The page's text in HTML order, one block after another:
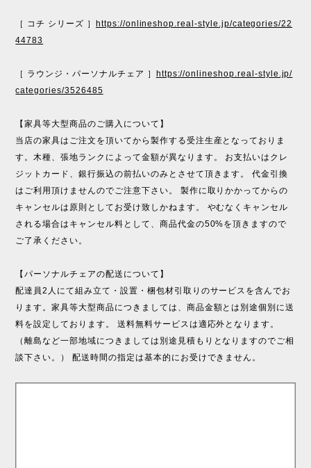
［ コチ シリーズ ］
https://onlineshop.real-style.jp/categories/22
44783
［ ラウンジ・パーソナルチェア ］
https://onlineshop.real-style.jp/
categories/3526485
【家具等大型商品のご購入について】
当店の家具はご注文を頂いてから製作する受注生産となっておりま
す。木種、張地ランクによって金額が異なります。 お支払いはクレ
ジットカード、銀行振込の前払いのみとさせて頂きます。 代金引換
はご利用頂けませんのでご注意下さい。 製作に取りかかってからの
キャンセルは原則としてお受け致しかねます。 やむなくキャンセル
される場合はキャンセル料として、商品代金の50%を頂きますので
ご了承ください。
【パーソナルチェアの配送について】
配達員2人にて組み立て・設置・梱包材引取りのサービスを含んでお
ります。家具等大型商品につきましては、商品金額とは別途個別に送
料を設定しております。 送料無料サービスは適応外となります。
（離島など一部地域につきましては別途見積もりとなりますのでご相
談下さい。） 配送時間の指定は基本的にお受けできません。